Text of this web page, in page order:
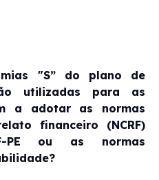
"S” do plano de
utilizadas para as
a adotar as normas
financeiro (NCRF)
PE ou as normas